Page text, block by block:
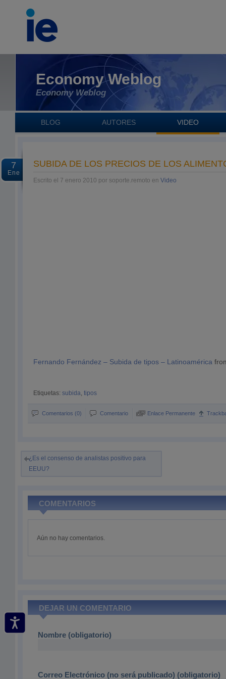
Economy Weblog
Economy Weblog
BLOG AUTORES VIDEO
7
Ene
SUBIDA DE LOS PRECIOS DE LOS
Escrito el 7 enero 2010 por soporte.remoto en Video
Fernando Fernández – Subida de tipos – Latinoamérica
Etiquetas: subida, tipos
Comentarios (0) Comentario Enlace Permanente
¿Es el consenso de analistas positivo para
EEUU?
COMENTARIOS
Aún no hay comentarios.
DEJAR UN COMENTARIO
Nombre (obligatorio)
Correo Electrónico (no será publicado) (obligatorio)